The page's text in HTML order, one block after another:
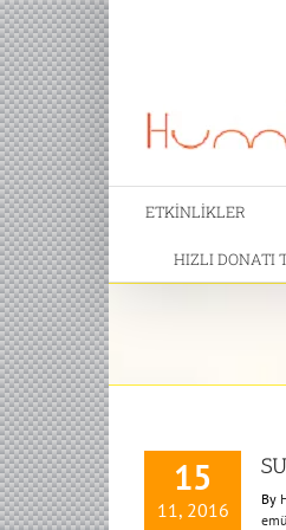
ETKİNLİKLER
HIZLI DONATI
15
11, 2016 By